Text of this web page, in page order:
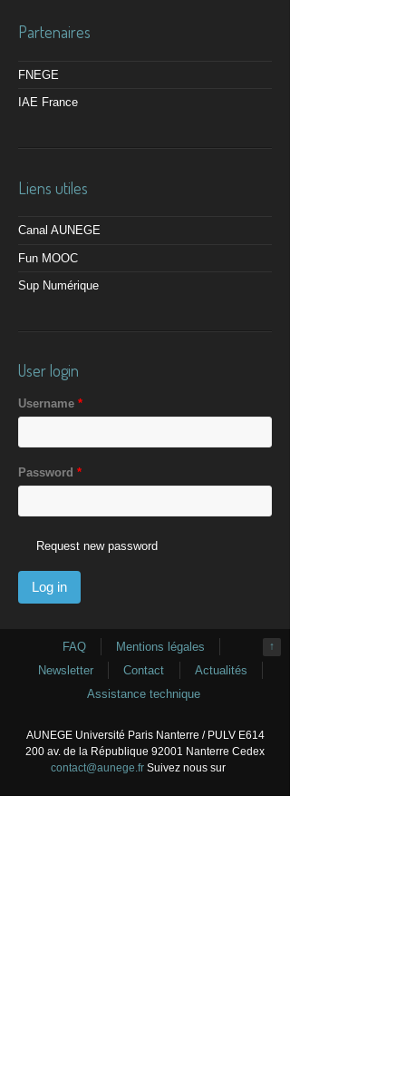
Partenaires
FNEGE
IAE France
Liens utiles
Canal AUNEGE
Fun MOOC
Sup Numérique
User login
Username *
Password *
Request new password
↑
FAQ
Mentions légales
Newsletter
Contact
Actualités
Assistance technique
AUNEGE Université Paris Nanterre / PULV E614
200 av. de la République 92001 Nanterre Cedex
contact@aunege.frSuivez nous sur